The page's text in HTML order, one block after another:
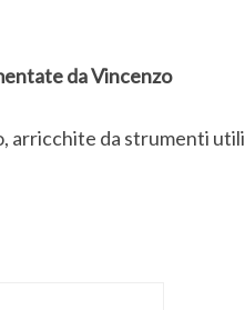
da Vincenzo
arricchite da strumenti utili